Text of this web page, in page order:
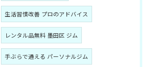
生活習慣改善 プロのアドバイス
レンタル品無料 墨田区 ジム
手ぶらで通える パーソナルジム